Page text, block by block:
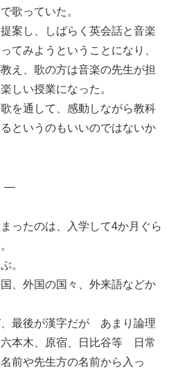
歌っていた。
案し、しばらく英会話と音楽
てみようということになり、
え、歌の方は音楽の先生が担
しい授業になった。
を通して、感動しながら教科
というのもいいのではないか
―
ったのは、入学して4か月ぐら
。
、外国の国々、外来語などか
最後が漢字だが あまり論理
本木、原宿、日比谷等 日常
前や先生方の名前から入っ